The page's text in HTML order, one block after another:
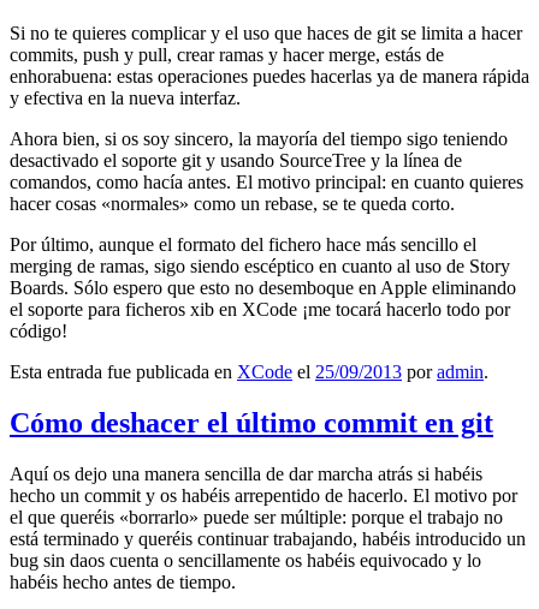
Si no te quieres complicar y el uso que haces de git se limita a hacer
commits, push y pull, crear ramas y hacer merge, estás de
enhorabuena: estas operaciones puedes hacerlas ya de manera rápida
y efectiva en la nueva interfaz.
Ahora bien, si os soy sincero, la mayoría del tiempo sigo teniendo
desactivado el soporte git y usando SourceTree y la línea de
comandos, como hacía antes. El motivo principal: en cuanto quieres
hacer cosas «normales» como un rebase, se te queda corto.
Por último, aunque el formato del fichero hace más sencillo el
merging de ramas, sigo siendo escéptico en cuanto al uso de Story
Boards. Sólo espero que esto no desemboque en Apple eliminando
el soporte para ficheros xib en XCode ¡me tocará hacerlo todo por
código!
Esta entrada fue publicada en XCode el 25/09/2013 poradmin.
Cómo deshacer el último commit en git
Aquí os dejo una manera sencilla de dar marcha atrás si habéis
hecho un commit y os habéis arrepentido de hacerlo. El motivo por
el que queréis «borrarlo» puede ser múltiple: porque el trabajo no
está terminado y queréis continuar trabajando, habéis introducido un
bug sin daos cuenta o sencillamente os habéis equivocado y lo
habéis hecho antes de tiempo.